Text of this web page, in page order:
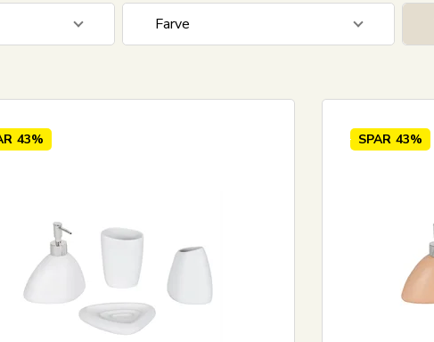
Farve
9
43% SPAR 43%